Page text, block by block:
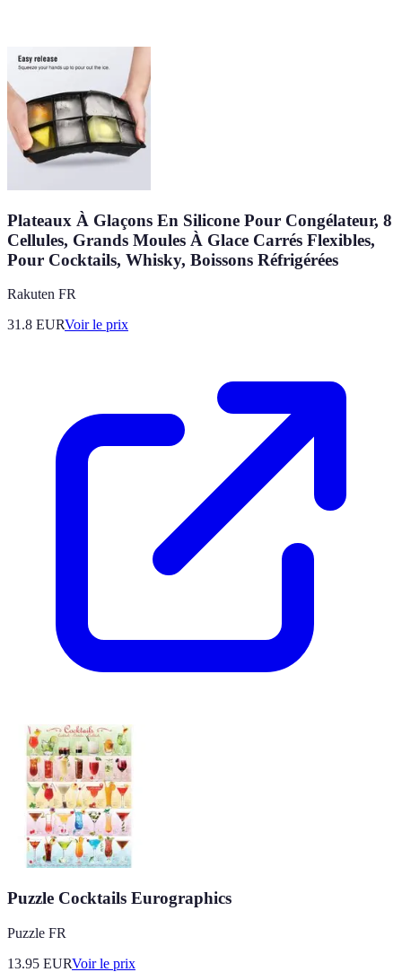
Plateaux À Glaçons En Silicone Pour Congélateur, 8
Cellules, Grands Moules À Glace Carrés Flexibles,
Pour Cocktails, Whisky, Boissons Réfrigérées
Rakuten FR
31.8 EURVoir le prix
Puzzle Cocktails Eurographics
Puzzle FR
13.95 EURVoir le prix